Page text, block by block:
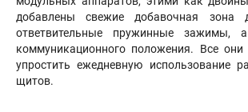
добавлены свежие добавочная зона
ответвительные пружинные зажимы,
коммуникационного положения. Все
упростить ежедневную использование
щитов.